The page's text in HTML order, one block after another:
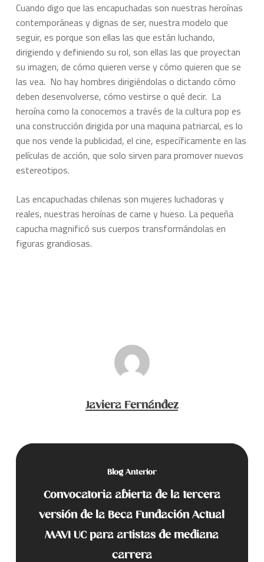
Cuando digo que las encapuchadas son nuestras heroínas
contemporáneas y dignas de ser, nuestra modelo que
seguir, es porque son ellas las que están luchando,
dirigiendo y definiendo su rol, son ellas las que proyectan
su imagen, de cómo quieren verse y cómo quieren que se
las vea. No hay hombres dirigiéndolas o dictando cómo
deben desenvolverse, cómo vestirse o qué decir. La
heroína como la conocemos a través de la cultura pop es
una construcción dirigida por una maquina patriarcal, es lo
que nos vende la publicidad, el cine, específicamente en las
películas de acción, que solo sirven para promover nuevos
estereotipos.
Las encapuchadas chilenas son mujeres luchadoras y
reales, nuestras heroínas de carne y hueso. La pequeña
capucha magnificó sus cuerpos transformándolas en
figuras grandiosas.
Javiera Fernández
Blog Anterior
Convocatoria abierta de la tercera
versión de la Beca Fundación Actual
MAVI UC para artistas de mediana
carrera